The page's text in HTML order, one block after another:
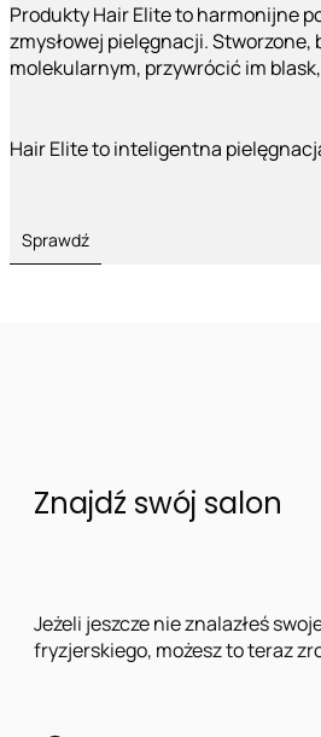
Produkty Hair Elite to harmonijne
zmysłowej pielęgnacji. Stworzone,
molekularnym, przywrócić im
Hair Elite to inteligentna
Sprawdź
Znajdź swój salon
Jeżeli jeszcze nie znalazłeś
fryzjerskiego, możesz to teraz